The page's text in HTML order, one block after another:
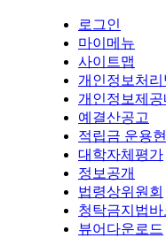
로그인
마이메뉴
사이트맵
개인정보처리
개인정보제공
예결산공고
적립금 운용
대학자체평가
정보공개
법령상위원회
청탁금지법바
뷰어다운로드